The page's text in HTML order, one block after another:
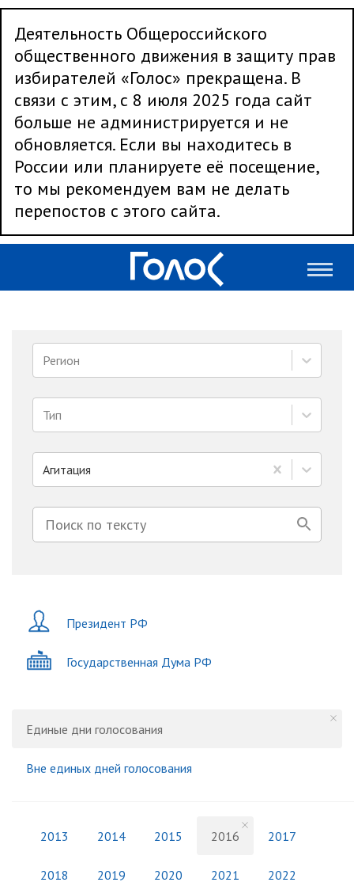
Деятельность Общероссийского
общественного движения в защиту прав
избирателей «Голос» прекращена. В
связи с этим, с 8 июля 2025 года сайт
больше не администрируется и не
обновляется. Если вы находитесь в
России или планируете её посещение,
то мы рекомендуем вам не делать
перепостов с этого сайта.
Регион
Тип
Агитация
Президент РФ
Государственная Дума РФ
Единые дни голосования
Вне единых дней голосования
2013 2014 2015 2016 2017
2018 2019 2020 2021 2022